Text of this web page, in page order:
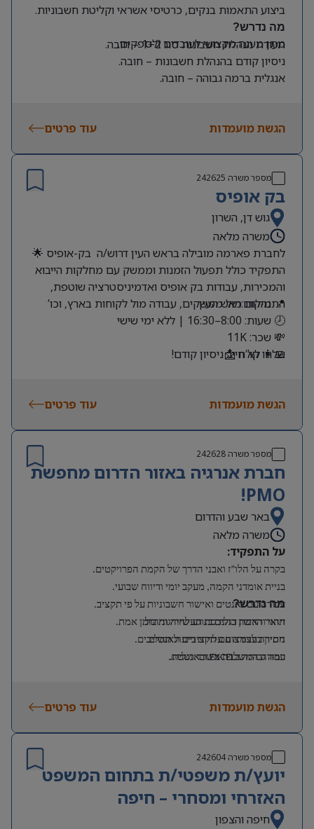
ביצוע התאמות בנקים, כרטיסי אשראי וקליטת חשבוניות.
מתן מענה מקצועי לעובדים ולספקים.
מה נדרש?
תעודת הנהלת חשבונות סוג 1+2 – חובה.
ניסיון קודם בהנהלת חשבונות – חובה.
אנגלית ברמה גבוהה – חובה.
הגשת מועמדות
עוד פרטים
מספר משרה 242625
בק אופיס
גוש דן, השרון
משרה מלאה
לחברת פארמה מובילה בראש העין דרוש/ה בק-אופיס 🌟
התפקיד כולל תפעול הזמנות וממשק עם מחלקות הייבוא
והמכירות, עבודות בק אופיס ואדמיניסטרציה שוטפת,
התנהלות מול ממשקים, עבודה מול לקוחות בארץ, וכו’
📍 מיקום:ראש העין
🕗 שעות: 8:00–16:30 | ללא ימי שישי
💸 שכר: 11K
👩‍💻 לא חייב ניסיון קודם!
שלחו קו”ח 📩
הגשת מועמדות עוד פרטים
מספר משרה242628
חברת אנרגיה באזור הדרום מחפשת
PMO!
באר שבע והדרום
משרה מלאה
על התפקיד:
בקרה על הלו”ז ואבני הדרך של הקמת הפרויקטים.
בניית אומדני הקמה, מעקב יומי ודיווח שבועי.
עבודה עם גאנטים ואישור חשבוניות על פי תקציב.
זיהוי והרמת דגלים בנוגע לחריגות בזמן אמת.
חתירה לצמצום עלויות וייעול תהליכים.
עבודה המשלבת משרד ושטח.
מה נדרש?
תואר ראשון בהנדסת תעשייה וניהול.
ניסיון בעבודה עם תקציבים וגאנטים.
רמה גבוהה בEXCELובאנגלית.
הגשת מועמדות עוד פרטים
מספר משרה242604
יועץ/ת משפטי/ת בתחום המשפט
האזרחי ומסחרי – חיפה
חיפה והצפון